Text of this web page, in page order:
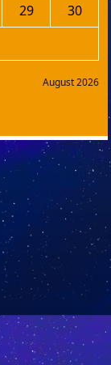
August 2026
29
30